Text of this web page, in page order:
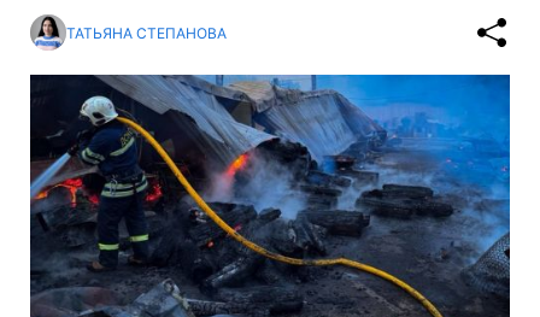
ТАТЬЯНА СТЕПАНОВА